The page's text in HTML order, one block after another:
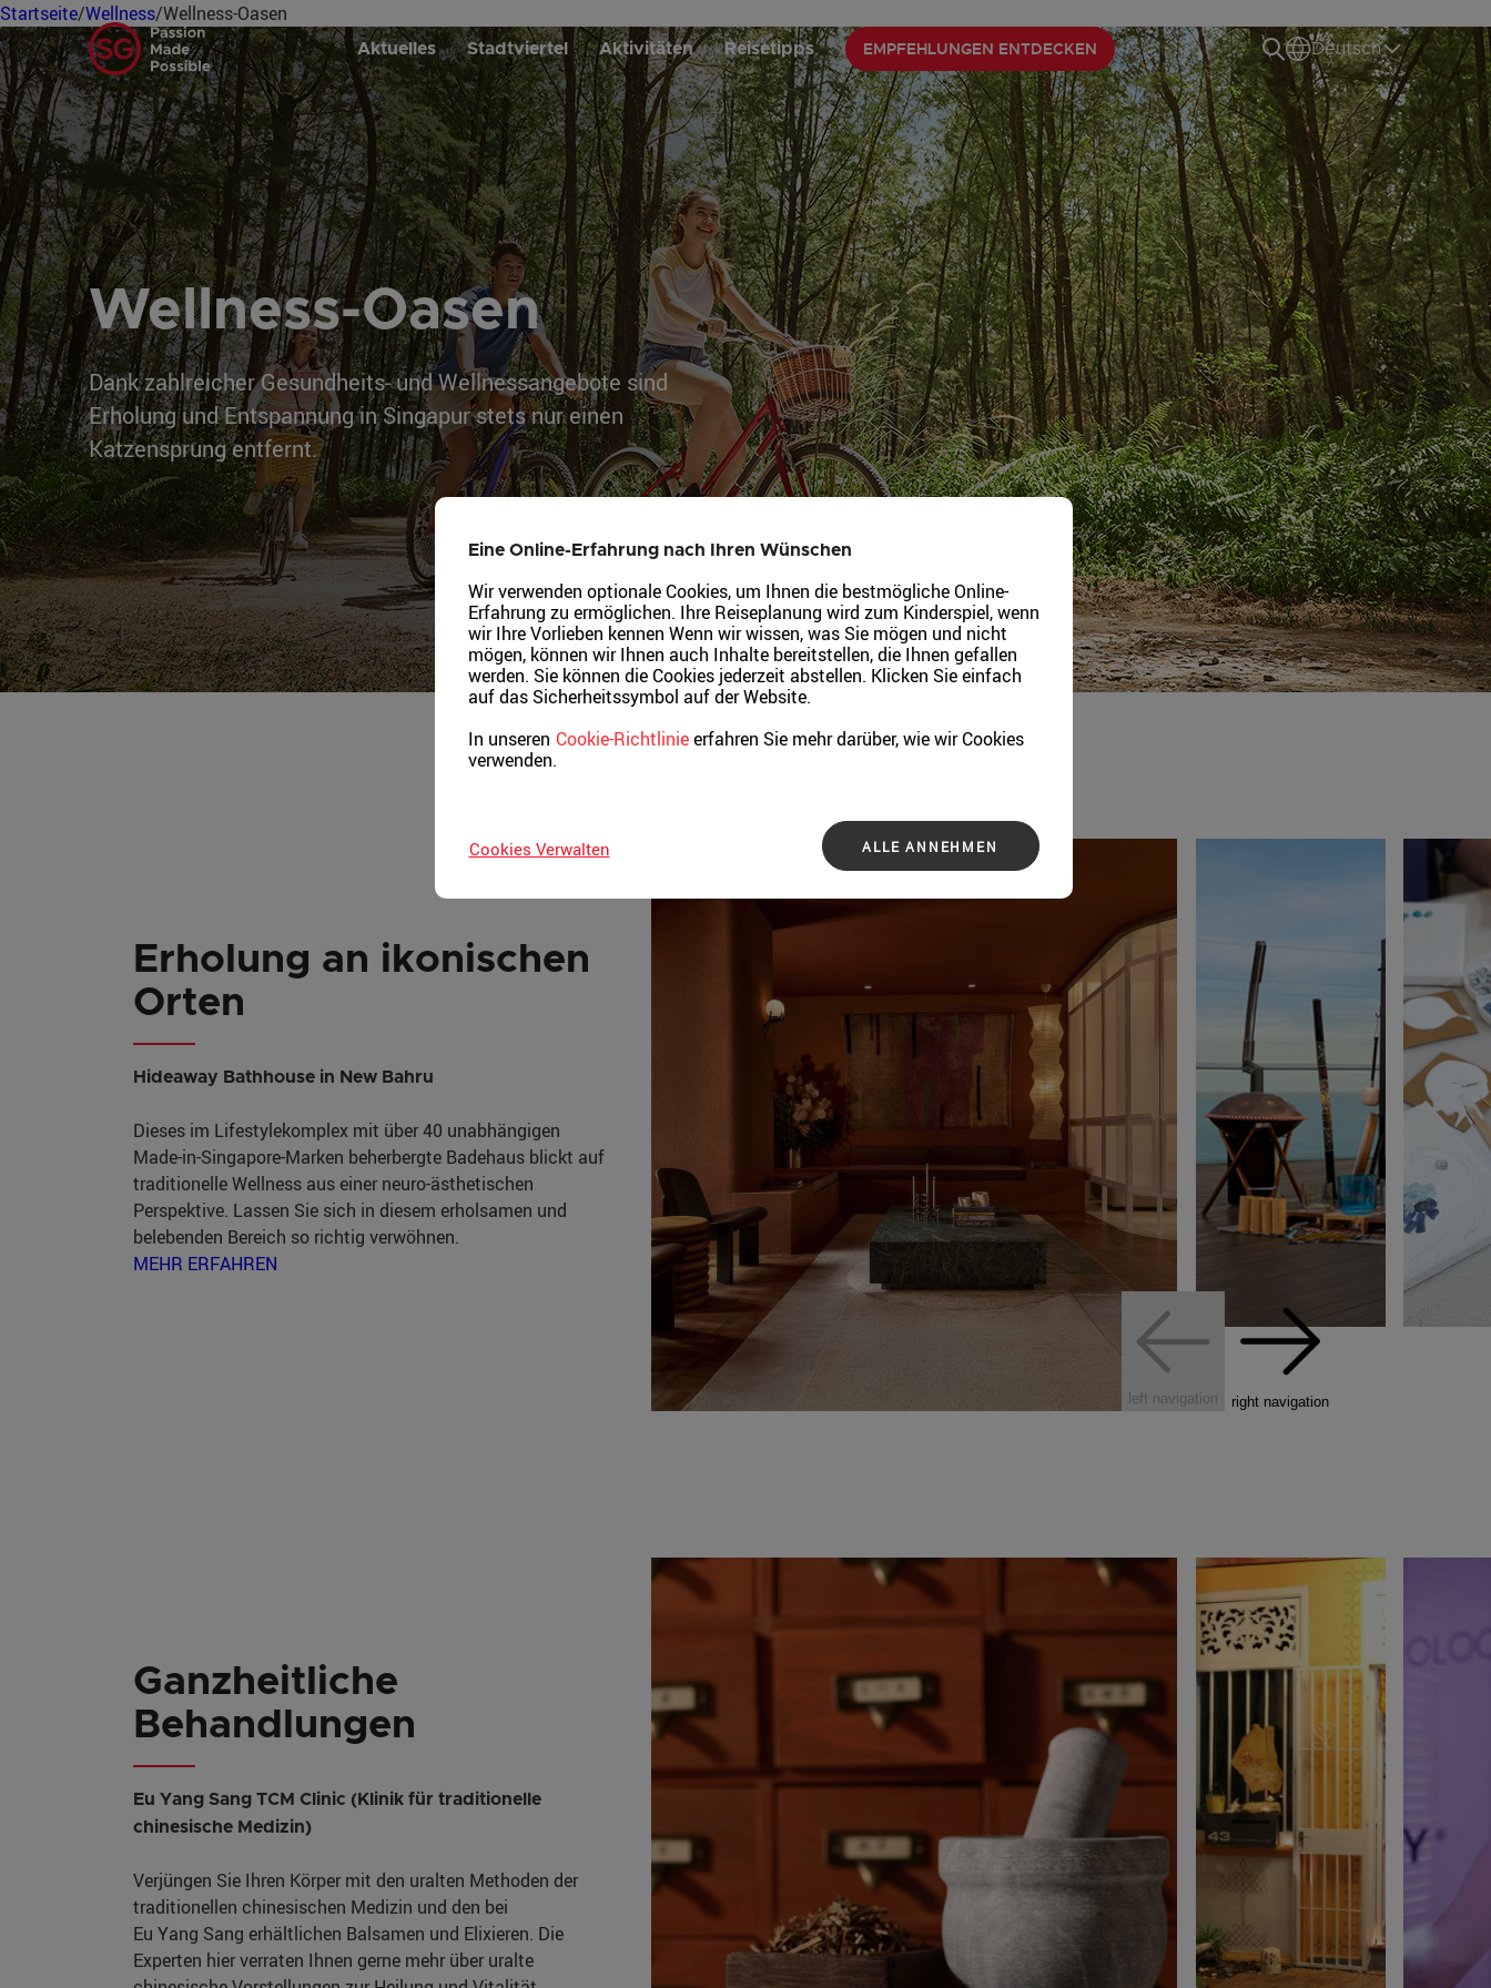
Aktuelles Stadtviertel Aktivitäten Reisetipps EMPFEHLUNGEN ENTDECKEN Deutsch
Startseite/Wellness/Wellness-Oasen
Wellness-Oasen
Dank zahlreicher Gesundheits- und Wellnessangebote sind
Erholung und Entspannung in Singapur stets nur einen
Katzensprung entfernt.
Erholung an ikonischen
Orten
Hideaway Bathhouse in New Bahru
Dieses im Lifestylekomplex mit über 40 unabhängigen
Made-in-Singapore-Marken beherbergte Badehaus blickt auf
traditionelle Wellness aus einer neuro-ästhetischen
Perspektive. Lassen Sie sich in diesem erholsamen und
belebenden Bereich so richtig verwöhnen.
MEHR ERFAHREN
left navigation right navigation
Ganzheitliche
Behandlungen
Eu Yang Sang TCM Clinic (Klinik für traditionelle
chinesische Medizin)
Verjüngen Sie Ihren Körper mit den uralten Methoden der
traditionellen chinesischen Medizin und den bei
Eu Yang Sang erhältlichen Balsamen und Elixieren. Die
Experten hier verraten Ihnen gerne mehr über uralte
Eine Online-Erfahrung nach Ihren Wünschen
Wir verwenden optionale Cookies, um Ihnen die bestmögliche Online-
Erfahrung zu ermöglichen. Ihre Reiseplanung wird zum Kinderspiel, wenn
wir Ihre Vorlieben kennen Wenn wir wissen, was Sie mögen und nicht
mögen, können wir Ihnen auch Inhalte bereitstellen, die Ihnen gefallen
werden. Sie können die Cookies jederzeit abstellen. Klicken Sie einfach
auf das Sicherheitssymbol auf der Website.
In unseren Cookie-Richtlinieerfahren Sie mehr darüber, wie wir Cookies
verwenden.
ALLE ANNEHMEN
Cookies Verwalten